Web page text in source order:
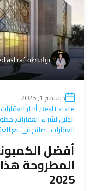
بواسطةashraf
ديسمبر 1, 2025
Real Estate
,أخبار العقارات,
الدليل لشراء العقارات,
العقارات,نصائح في بيع
أفضل
المطروحة
2025